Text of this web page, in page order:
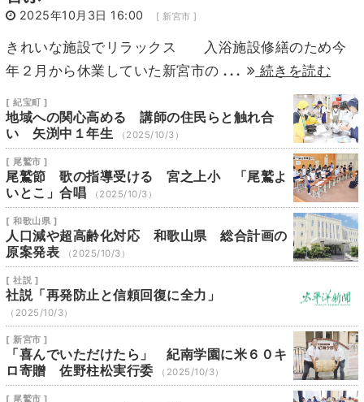
2025年10月3日 16:00 [ 新宮市 ]
きれいな施設でリラックス 入浴施設修繕のため今
年２月から休業していた新宮市の ... 続きを読む
[ 紀宝町 ]
地域への関心高める 講師の住民らと触れ合
い 矢渕中１年生
（2025/10/3）
[ 尾鷲市 ]
尾鷲節 歌の指導受ける 宮之上小 「尾鷲よ
いとこ」合唱
（2025/10/3）
[ 和歌山県 ]
人口減や超高齢化対応 和歌山県 総合計画の
原案発表
（2025/10/3）
[ 社説 ]
社説「再発防止と信頼回復に全力」
（2025/10/3）
[ 新宮市 ]
「喜んでいただけたら」 紀南学園に米６０キ
ロ寄贈 佐野柱松実行委
（2025/10/3）
[ 尾鷲市 ]